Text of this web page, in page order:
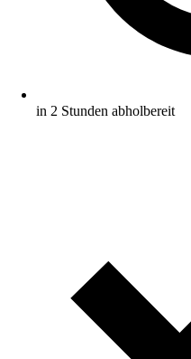
in 2 Stunden abholbereit